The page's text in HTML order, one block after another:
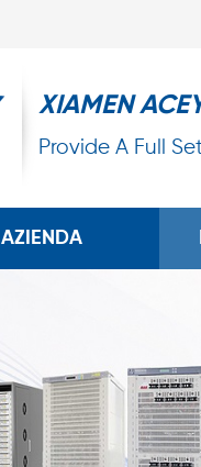
XIAMEN
Provide A Full
AZIENDA